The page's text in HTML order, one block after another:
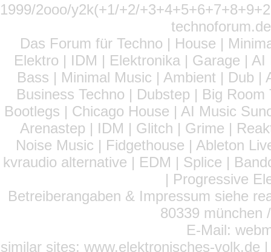
1999/2ooo/y2k(+1/+2/
Das Forum für Techno | House |
Elektro | IDM | Elektronika | Garage |
Bass | Minimal Music | Ambient | Dub
Business Techno | Dubstep | Big
Bootlegs | Chicago House | AI Music
Arenastep | IDM | Glitch | Grime |
Noise Music | Fidgethouse | Ableton
kvraudio alternative | EDM | Splice |
| Progressive
Betreiberangaben & Impressum siehe
80339 münchen
E-Mail:
similar sites: www.elektronisches-volk.de